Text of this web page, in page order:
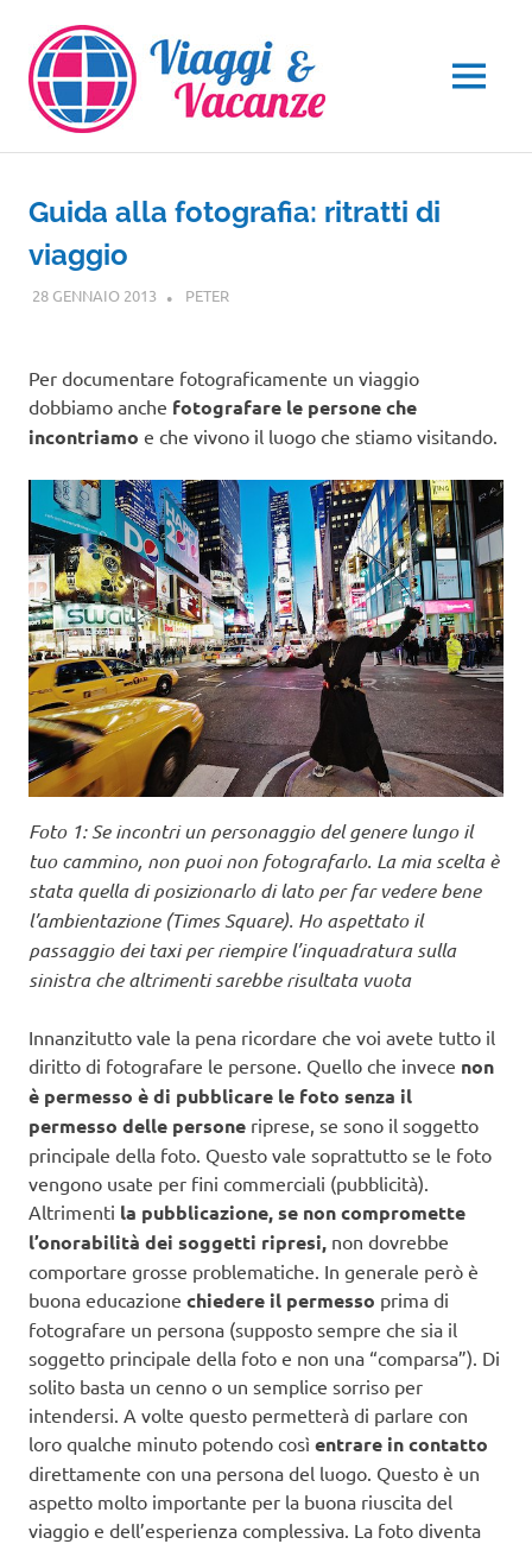
contenuto
MENU
Guida alla fotografia: ritratti di
viaggio
28 GENNAIO 2013 PETERGUIDE
Per documentare fotograficamente un viaggio
dobbiamo anche fotografare le persone che
incontriamo e che vivono il luogo che stiamo visitando.
Foto 1: Se incontri un personaggio del genere lungo il
tuo cammino, non puoi non fotografarlo. La mia scelta è
stata quella di posizionarlo di lato per far vedere bene
l’ambientazione (Times Square). Ho aspettato il
passaggio dei taxi per riempire l’inquadratura sulla
sinistra che altrimenti sarebbe risultata vuota
Innanzitutto vale la pena ricordare che voi avete tutto il
diritto di fotografare le persone. Quello che invece non
è permesso è di pubblicare le foto senza il
permesso delle persone riprese, se sono il soggetto
principale della foto. Questo vale soprattutto se le foto
vengono usate per fini commerciali (pubblicità).
Altrimenti la pubblicazione, se non compromette
l’onorabilità dei soggetti ripresi, non dovrebbe
comportare grosse problematiche. In generale però è
buona educazione chiedere il permesso prima di
fotografare un persona (supposto sempre che sia il
soggetto principale della foto e non una “comparsa”). Di
solito basta un cenno o un semplice sorriso per
intendersi. A volte questo permetterà di parlare con
loro qualche minuto potendo così entrare in contatto
direttamente con una persona del luogo. Questo è un
aspetto molto importante per la buona riuscita del
viaggio e dell’esperienza complessiva. La foto diventa